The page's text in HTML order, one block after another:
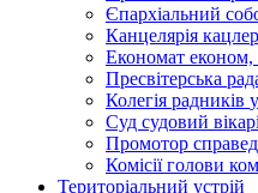
Єпархіальний
Канцелярія
Економат економ,
Пресвітерська
Колегія радників
Суд судовий
Промотор
Комісіїголови
Територіальний устрій